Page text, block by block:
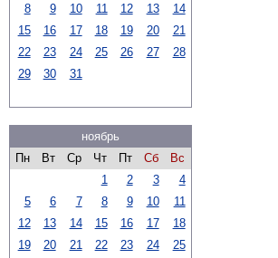
8
9 10 11 12 13
14
15
16 17 18 19 20
21
22
23 24 25 26 27
28
29
30 31
ноябрь
Пн
Вт Ср Чт Пт Сб
Вс
1
2 3
4
5
6 7 8 9 10
11
12
13 14 15 16 17
18
19
20 21 22 23 24
25